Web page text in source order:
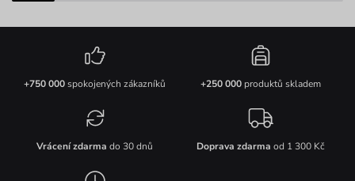
+750 000spokojených zákazníků +250 000produktů skladem
Vrácení zdarma do 30 dnů Doprava zdarma od 1 300 Kč